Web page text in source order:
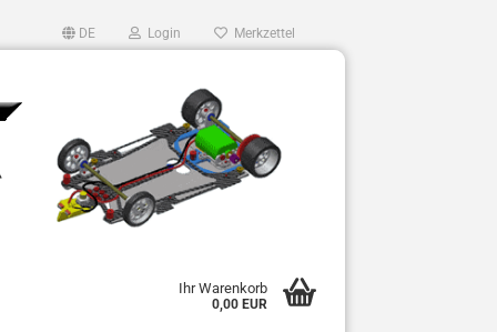
DE Login Merkzettel
Ihr Warenkorb
0,00 EUR